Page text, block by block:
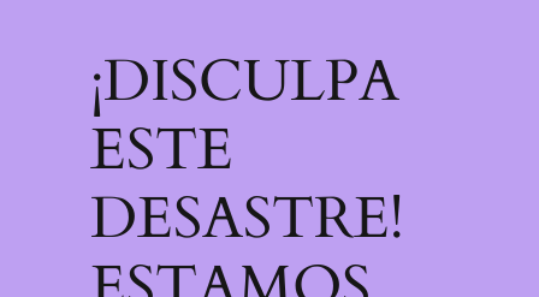
¡DISCULPA
ESTE
DESASTRE!